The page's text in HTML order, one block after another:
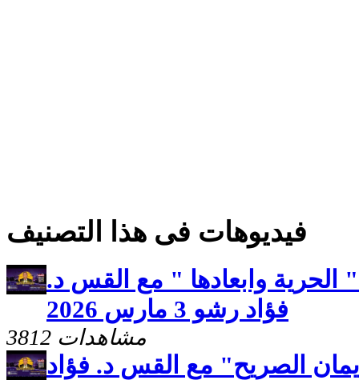
فيديوهات فى هذا التصنيف
الحرية وابعادها " مع القس د.
فؤاد رشو 3 مارس 2026
3812 مشاهدات
الصريح" مع القس د. فؤاد